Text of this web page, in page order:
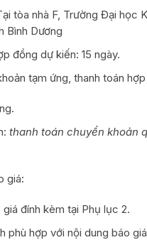
tòa nhà F, Trường Đại học
Bình Dương
đồng dự kiến: 15 ngày.
tạm ứng, thanh toán
thanh toán chuyển khoản
giá:
đính kèm tại Phụ lục 2.
phù hợp với nội dung báo